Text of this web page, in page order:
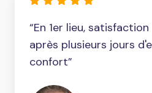
“En 1er lieu,
après plusieurs jours
confort”